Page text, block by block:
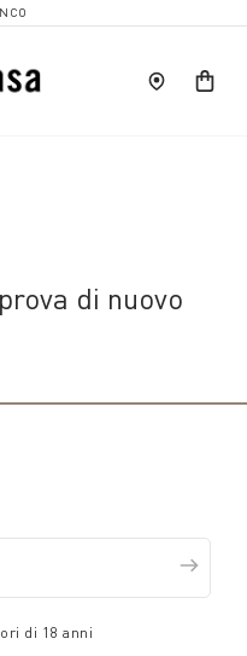
di nuovo
di 18 anni